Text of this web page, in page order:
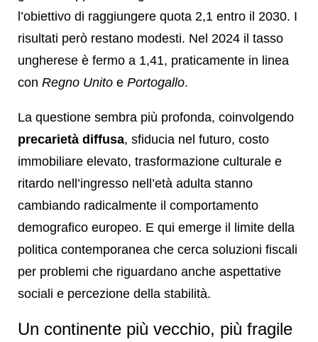
l’obiettivo di raggiungere quota 2,1 entro il 2030. I
risultati però restano modesti. Nel 2024 il tasso
ungherese è fermo a 1,41, praticamente in linea
con Regno Unito e Portogallo.
La questione sembra più profonda, coinvolgendo
precarietà diffusa, sfiducia nel futuro, costo
immobiliare elevato, trasformazione culturale e
ritardo nell’ingresso nell’età adulta stanno
cambiando radicalmente il comportamento
demografico europeo. E qui emerge il limite della
politica contemporanea che cerca soluzioni fiscali
per problemi che riguardano anche aspettative
sociali e percezione della stabilità.
Un continente più vecchio, più fragile